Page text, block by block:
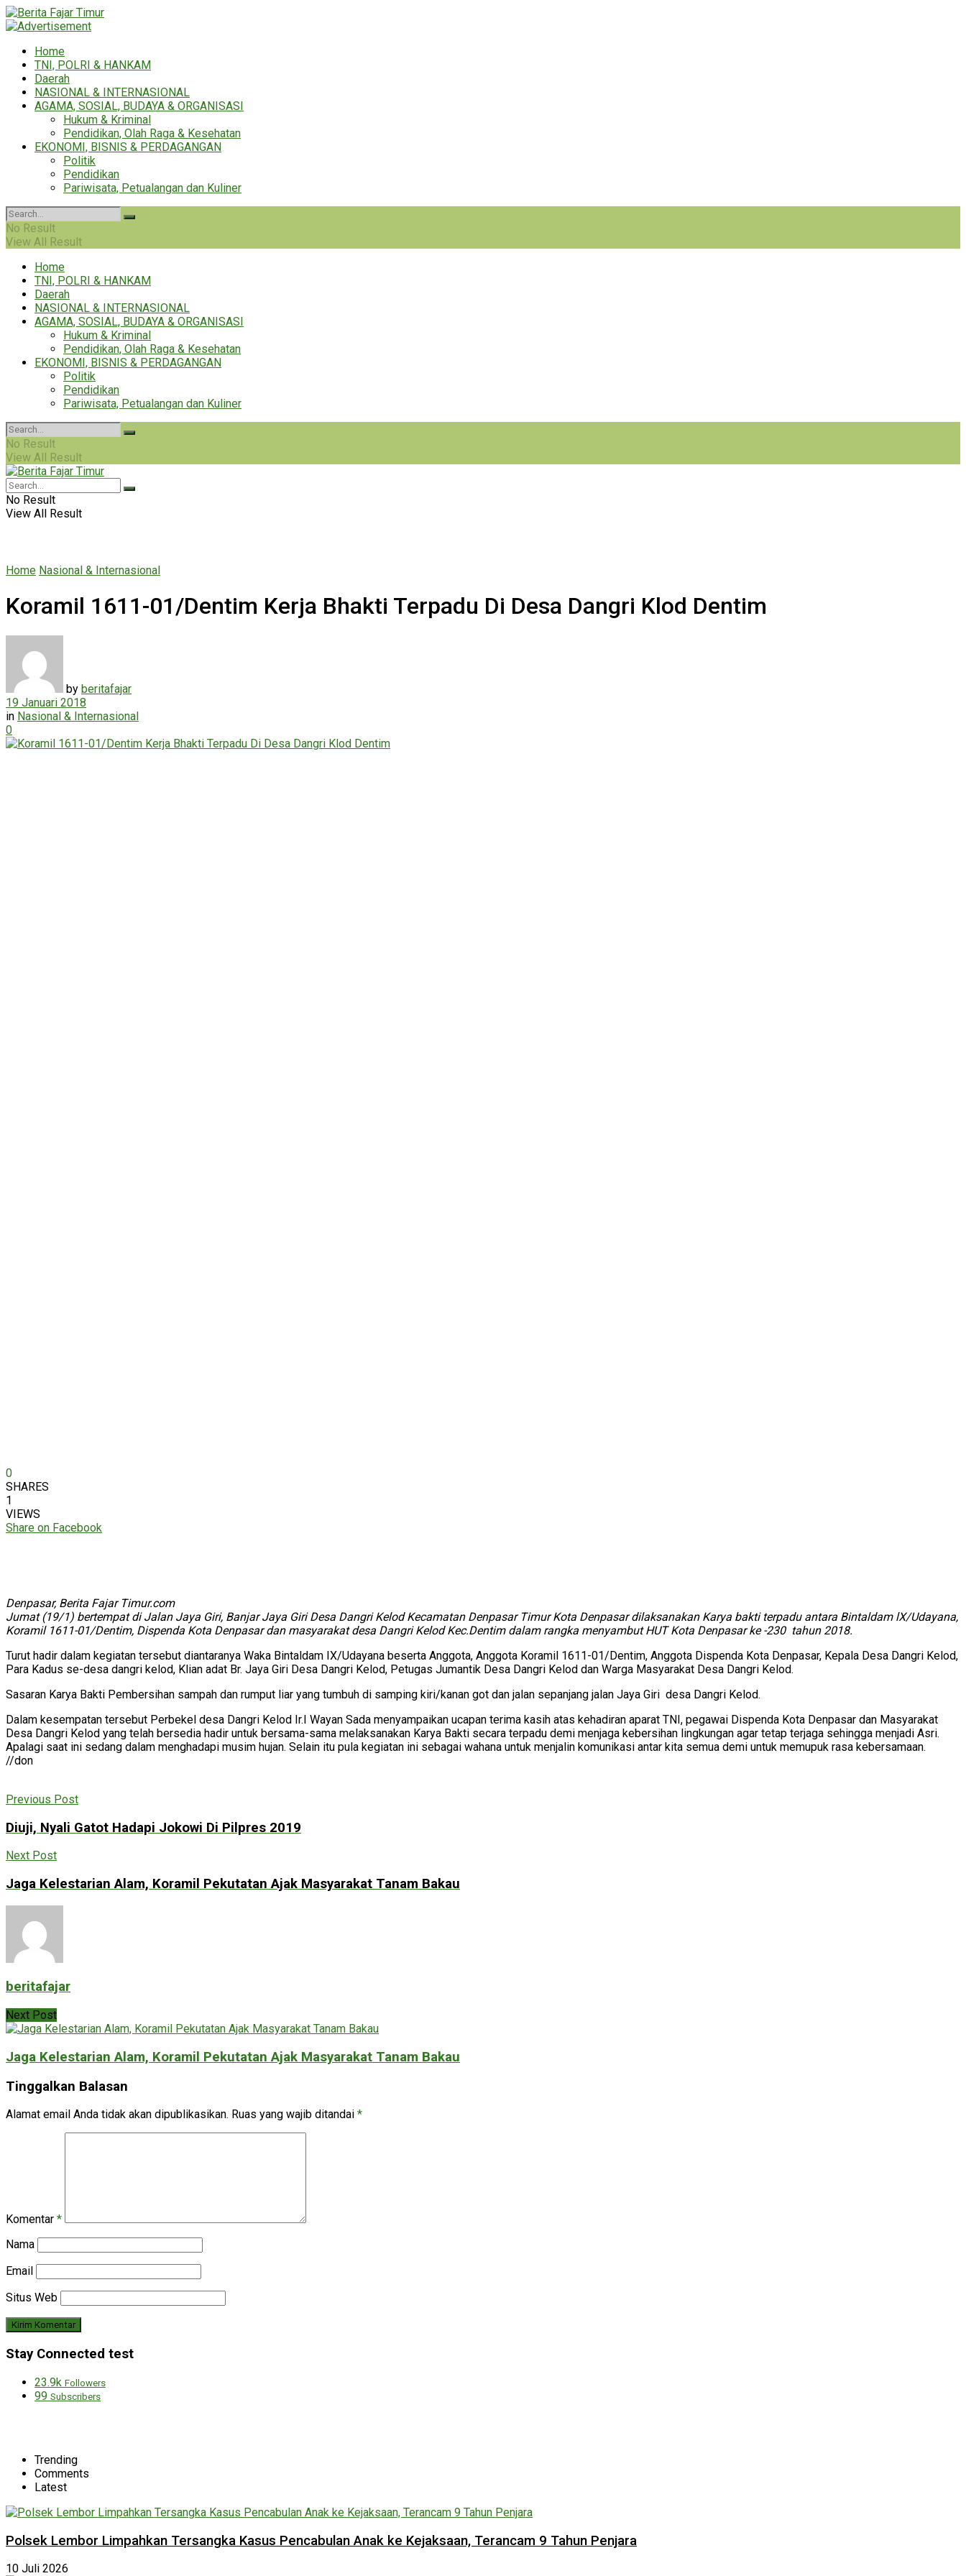
Home
TNI, POLRI & HANKAM
Daerah
NASIONAL & INTERNASIONAL
AGAMA, SOSIAL, BUDAYA & ORGANISASI
Hukum & Kriminal
Pendidikan, Olah Raga & Kesehatan
EKONOMI, BISNIS & PERDAGANGAN
Politik
Pendidikan
Pariwisata, Petualangan dan Kuliner
No Result
View All Result
Home
TNI, POLRI & HANKAM
Daerah
NASIONAL & INTERNASIONAL
AGAMA, SOSIAL, BUDAYA & ORGANISASI
Hukum & Kriminal
Pendidikan, Olah Raga & Kesehatan
EKONOMI, BISNIS & PERDAGANGAN
Politik
Pendidikan
Pariwisata, Petualangan dan Kuliner
No Result
View All Result
No Result
View All Result
Home Nasional & Internasional
Koramil 1611-01/Dentim Kerja Bhakti Terpadu Di Desa Dangri Klod Dentim
by beritafajar
19 Januari 2018
in Nasional & Internasional
0
0
SHARES
1
VIEWS
Share on Facebook
Denpasar, Berita Fajar Timur.com
Jumat (19/1) bertempat di Jalan Jaya Giri, Banjar Jaya Giri Desa Dangri Kelod Kecamatan Denpasar Timur Kota Denpasar dilaksanakan Karya bakti terpadu antara Bintaldam lX/Udayana,
Koramil 1611-01/Dentim, Dispenda Kota Denpasar dan masyarakat desa Dangri Kelod Kec.Dentim dalam rangka menyambut HUT Kota Denpasar ke -230 tahun 2018.
Turut hadir dalam kegiatan tersebut diantaranya Waka Bintaldam IX/Udayana beserta Anggota, Anggota Koramil 1611-01/Dentim, Anggota Dispenda Kota Denpasar, Kepala Desa Dangri Kelod,
Para Kadus se-desa dangri kelod, Klian adat Br. Jaya Giri Desa Dangri Kelod, Petugas Jumantik Desa Dangri Kelod dan Warga Masyarakat Desa Dangri Kelod.
Sasaran Karya Bakti Pembersihan sampah dan rumput liar yang tumbuh di samping kiri/kanan got dan jalan sepanjang jalan Jaya Giri desa Dangri Kelod.
Dalam kesempatan tersebut Perbekel desa Dangri Kelod Ir.I Wayan Sada menyampaikan ucapan terima kasih atas kehadiran aparat TNI, pegawai Dispenda Kota Denpasar dan Masyarakat
Desa Dangri Kelod yang telah bersedia hadir untuk bersama-sama melaksanakan Karya Bakti secara terpadu demi menjaga kebersihan lingkungan agar tetap terjaga sehingga menjadi Asri.
Apalagi saat ini sedang dalam menghadapi musim hujan. Selain itu pula kegiatan ini sebagai wahana untuk menjalin komunikasi antar kita semua demi untuk memupuk rasa kebersamaan.
//don
Previous Post
Diuji, Nyali Gatot Hadapi Jokowi Di Pilpres 2019
Next Post
Jaga Kelestarian Alam, Koramil Pekutatan Ajak Masyarakat Tanam Bakau
beritafajar
Next Post
Jaga Kelestarian Alam, Koramil Pekutatan Ajak Masyarakat Tanam Bakau
Tinggalkan Balasan
Alamat email Anda tidak akan dipublikasikan. Ruas yang wajib ditandai *
Komentar *
Nama
Email
Situs Web
Stay Connected test
23.9k Followers
99 Subscribers
Trending
Comments
Latest
Polsek Lembor Limpahkan Tersangka Kasus Pencabulan Anak ke Kejaksaan, Terancam 9 Tahun Penjara
10 Juli 2026